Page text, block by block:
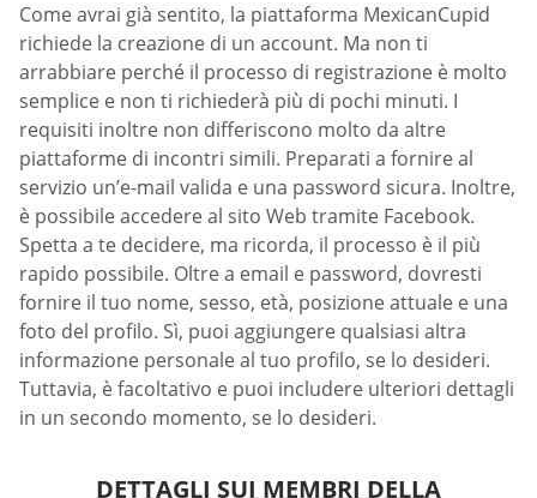
Come avrai già sentito, la piattaforma MexicanCupid
richiede la creazione di un account. Ma non ti
arrabbiare perché il processo di registrazione è molto
semplice e non ti richiederà più di pochi minuti. I
requisiti inoltre non differiscono molto da altre
piattaforme di incontri simili. Preparati a fornire al
servizio un’e-mail valida e una password sicura. Inoltre,
è possibile accedere al sito Web tramite Facebook.
Spetta a te decidere, ma ricorda, il processo è il più
rapido possibile. Oltre a email e password, dovresti
fornire il tuo nome, sesso, età, posizione attuale e una
foto del profilo. Sì, puoi aggiungere qualsiasi altra
informazione personale al tuo profilo, se lo desideri.
Tuttavia, è facoltativo e puoi includere ulteriori dettagli
in un secondo momento, se lo desideri.
DETTAGLI SUI MEMBRI DELLA